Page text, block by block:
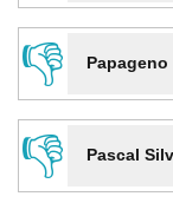
👎
Papageno
👎
Pascal